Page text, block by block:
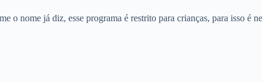
o nome já diz, esse programa é restrito para crianças, para isso é